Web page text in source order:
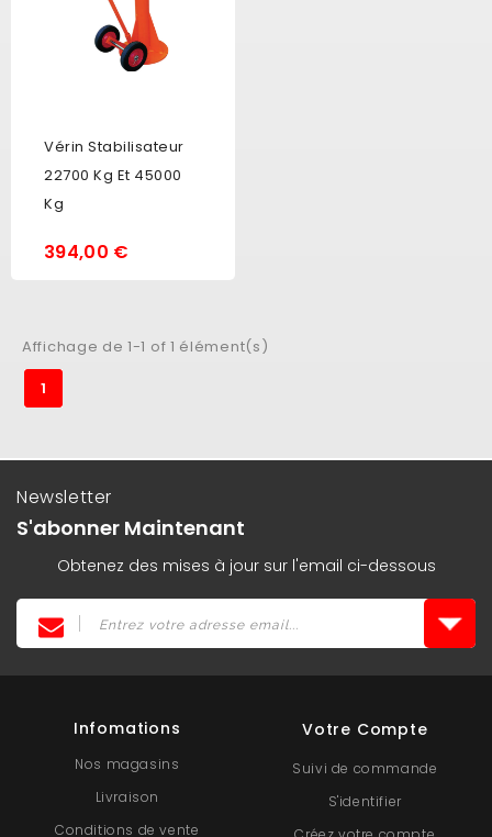
Vérin Stabilisateur
22700 Kg Et 45000
Kg
394,00 €
Affichage de 1-1 of 1 élément(s)
1
Newsletter
S'abonner Maintenant
Obtenez des mises à jour sur l'email ci-dessous
Infomations
Nos magasins
Livraison
Conditions de vente
Votre Compte
Suivi de commande
S'identifier